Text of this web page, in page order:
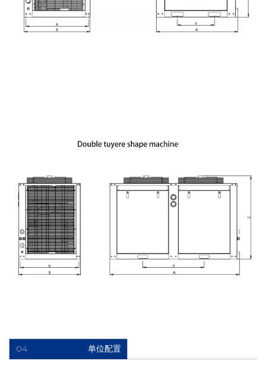
04 单位配置